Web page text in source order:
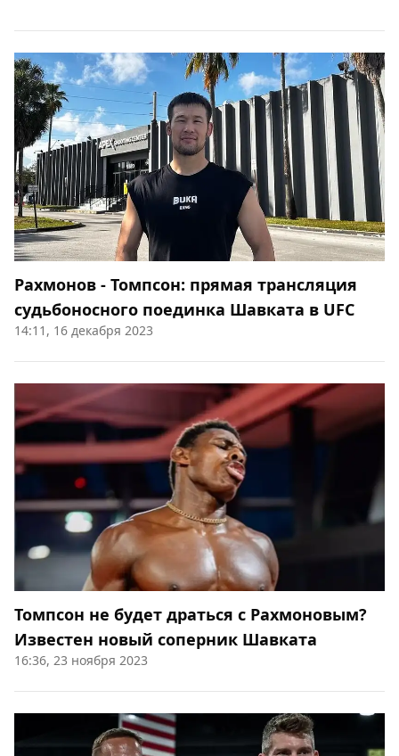
Рахмонов - Томпсон: прямая трансляция
судьбоносного поединка Шавката в UFC
14:11, 16 декабря 2023
Томпсон не будет драться с Рахмоновым?
Известен новый соперник Шавката
16:36, 23 ноября 2023